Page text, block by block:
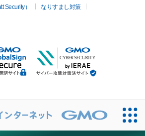
Security）
なりすまし対策